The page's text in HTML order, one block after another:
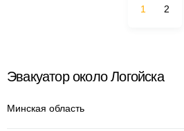
1 2
Эвакуатор около Логойска
Минская область